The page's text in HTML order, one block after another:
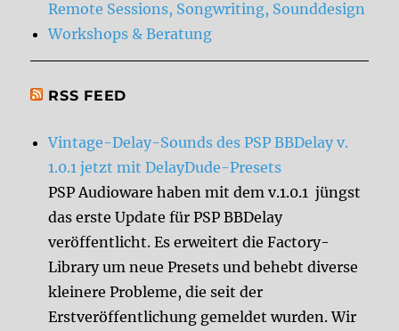
Remote Sessions, Songwriting, Sounddesign
Workshops & Beratung
RSS FEED
Vintage-Delay-Sounds des PSP BBDelay v.
1.0.1 jetzt mit DelayDude-Presets
PSP Audioware haben mit dem v.1.0.1 jüngst
das erste Update für PSP BBDelay
veröffentlicht. Es erweitert die Factory-
Library um neue Presets und behebt diverse
kleinere Probleme, die seit der
Erstveröffentlichung gemeldet wurden. Wir